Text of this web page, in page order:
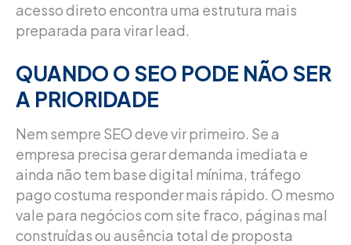
acesso direto encontra uma estrutura mais
preparada para virar lead.
QUANDO O SEO PODE NÃO SER
A PRIORIDADE
Nem sempre SEO deve vir primeiro. Se a
empresa precisa gerar demanda imediata e
ainda não tem base digital mínima, tráfego
pago costuma responder mais rápido. O mesmo
vale para negócios com site fraco, páginas mal
construídas ou ausência total de proposta